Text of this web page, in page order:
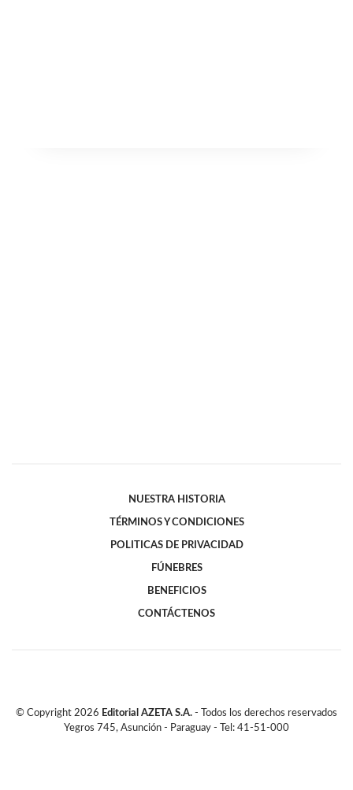
NUESTRA HISTORIA
TÉRMINOS Y CONDICIONES
POLITICAS DE PRIVACIDAD
FÚNEBRES
BENEFICIOS
CONTÁCTENOS
© Copyright 2026 Editorial AZETA S.A. - Todos los derechos reservados
Yegros 745, Asunción - Paraguay - Tel: 41-51-000